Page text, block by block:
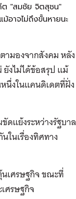
ต "สมชัย จิตสุชน"
อาจไม่ถึงขั้นหายนะ
ามองจากสังคม หลัง
ยังไม่ได้ข้อสรุป แม้
นึ่งในแคนดิเดตที่ฝั่ง
ดแย้งระหว่างรัฐบาล
ในเรื่องทิศทาง
เศรษฐกิจ ขณะที่
ศรษฐกิจ